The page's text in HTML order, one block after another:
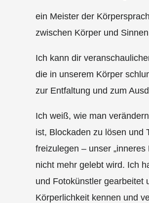
ein Meister der
zwischen Körper und
Ich kann dir
die in unserem Körper
zur Entfaltung und zum
Ich weiß, wie man
ist, Blockaden zu lösen und
freizulegen – unser
nicht mehr gelebt wird. Ich
und Fotokünstler gearbeitet
Körperlichkeit kennen und